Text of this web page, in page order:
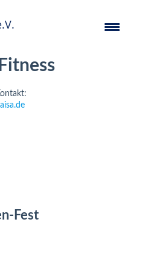
Fest